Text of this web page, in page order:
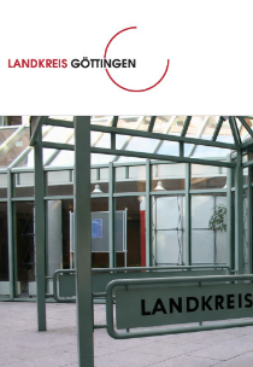
Zum Hauptinhalt springen